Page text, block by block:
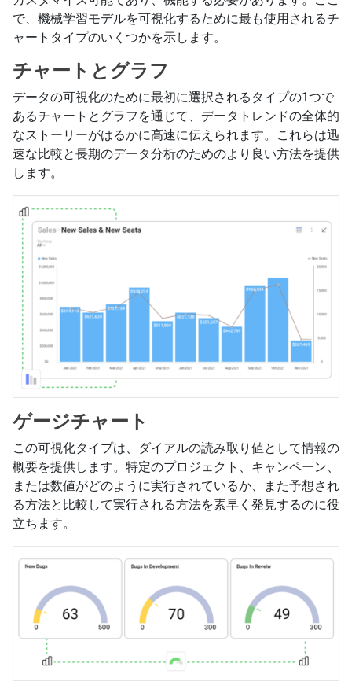
で、機械学習モデルを可視化するために最も使用されるチ
ャートタイプのいくつかを示します。
チャートとグラフ
データの可視化のために最初に選択されるタイプの1つで
あるチャートとグラフを通じて、データトレンドの全体的
なストーリーがはるかに高速に伝えられます。これらは迅
速な比較と長期のデータ分析のためのより良い方法を提供
します。
ゲージチャート
この可視化タイプは、ダイアルの読み取り値として情報の
概要を提供します。特定のプロジェクト、キャンペーン、
または数値がどのように実行されているか、また予想され
る方法と比較して実行される方法を素早く発見するのに役
立ちます。